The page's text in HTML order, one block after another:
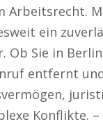
Arbeitsrecht.
ein
Ob Sie in
entfernt
Konflikte. –